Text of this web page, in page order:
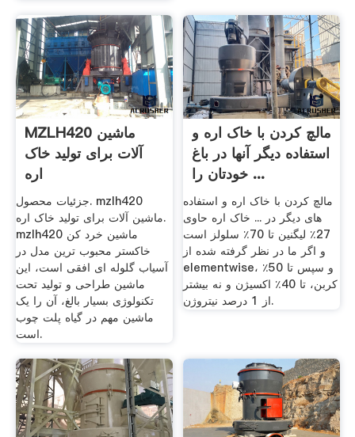
MZLH420 ماشین
آلات برای تولید خاک
اره
جزئیات محصول. mzlh420
ماشین آلات برای تولید خاک اره.
mzlh420 ماشین خرد کن
خاکستر محبوب ترین مدل در
آسیاب گلوله ای افقی است، این
ماشین طراحی و تولید تحت
تکنولوژی بسیار بالغ، آن را یک
ماشین مهم در گیاه پلت چوب
است.
مالچ کردن با خاک اره و
استفاده دیگر آنها در باغ
خودتان را ...
مالچ کردن با خاک اره و استفاده
های دیگر در ... خاک اره حاوی
27٪ لیگنین تا 70٪ سلولز است
و اگر ما در نظر گرفته شده از
elementwise، و سپس تا 50٪
کربن، تا 40٪ اکسیژن و نه بیشتر
از 1 درصد نیتروژن.